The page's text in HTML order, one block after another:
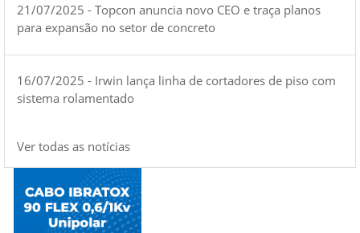
21/07/2025 - Topcon anuncia novo CEO e traça planos
para expansão no setor de concreto
16/07/2025 - Irwin lança linha de cortadores de piso com
sistema rolamentado
Ver todas as notícias